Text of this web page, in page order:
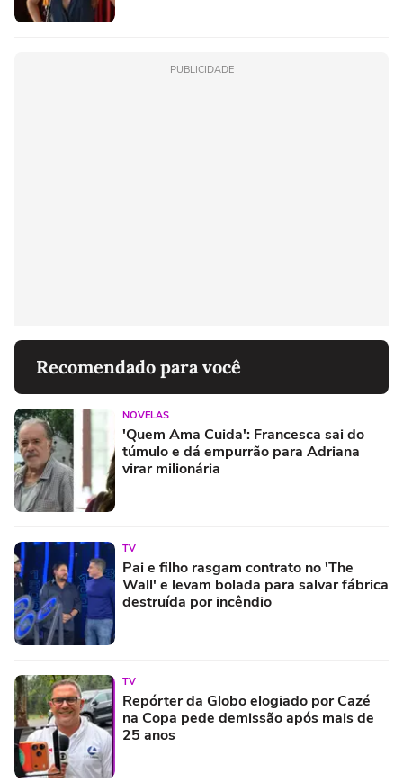
PUBLICIDADE
Recomendado para você
NOVELAS
'Quem Ama Cuida': Francesca sai do
túmulo e dá empurrão para Adriana
virar milionária
TV
Pai e filho rasgam contrato no 'The
Wall' e levam bolada para salvar fábrica
destruída por incêndio
TV
Repórter da Globo elogiado por Cazé
na Copa pede demissão após mais de
25 anos